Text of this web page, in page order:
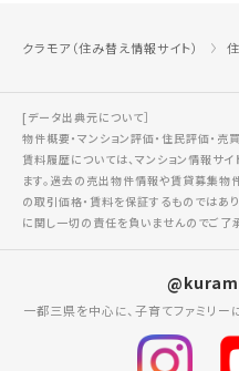
クラモア（住み替え情報サイト）
[データ出典元について］
物件概要・マンション評価・住民評価・
賃料履歴については、マンション情報サイ
ます。過去の売出物件情報や賃貸募集物
の取引価格・賃料を保証するものではあ
に関し一切の責任を負いませんのでご了
一都三県を中心に、子育てファミリ